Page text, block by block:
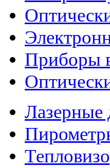
Приборы
Лазерные